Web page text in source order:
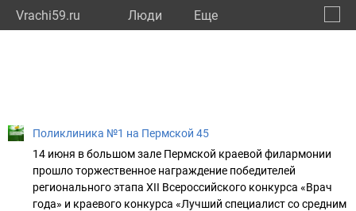
Vrachi59.ru Люди Eще
Поликлиника №1 на Пермской 45
14 июня в большом зале Пермской краевой филармонии
прошло торжественное награждение победителей
регионального этапа XII Всероссийского конкурса «Врач
года» и краевого конкурса «Лучший специалист со средним